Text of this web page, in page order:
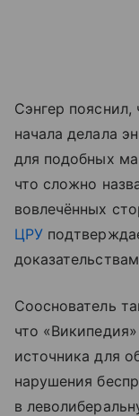
Сэнгер пояснил,
начала делала
для подобных
что сложно
вовлечённых
ЦРУ
Сооснователь
что
источника для
нарушения
в